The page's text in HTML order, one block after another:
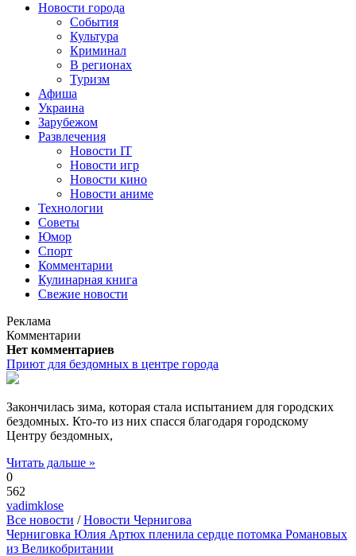
Новости города
События
Культура
Криминал
В регионах
Туризм
Афиша
Украина
Зарубежом
Развлечения
Новости IT
Новости игр
Новости кино
Новости аниме
Технологии
Советы
Юмор
Спорт
Комментарии
Кулинарная книга
Свежие новости
Реклама
Комментарии
Нет комментариев
Приют для бездомных в центре города
Закончилась зима, которая стала испытанием для городских
бездомных. Кто-то из них спасся благодаря городскому
Центру бездомных,
Читать дальше »
0
562
vadimklose
Все новости /Новости Чернигова
Черниговка Юлия Артюх пленила сердце потомка Романовых
из Великобритании